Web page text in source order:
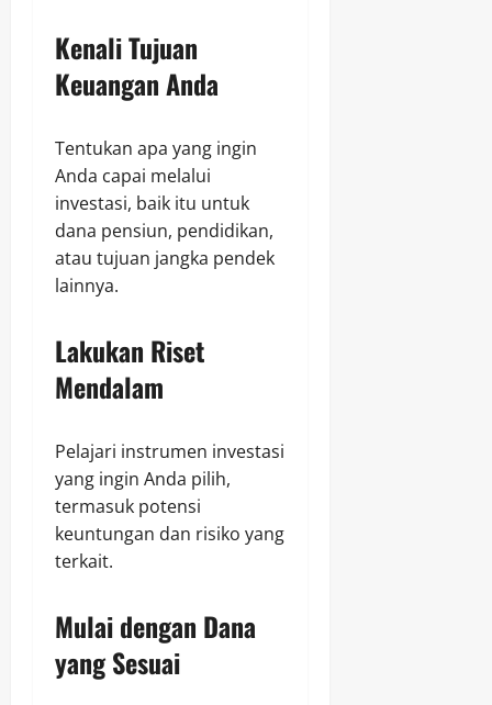
Kenali Tujuan
Keuangan Anda
Tentukan apa yang ingin
Anda capai melalui
investasi, baik itu untuk
dana pensiun, pendidikan,
atau tujuan jangka pendek
lainnya.
Lakukan Riset
Mendalam
Pelajari instrumen investasi
yang ingin Anda pilih,
termasuk potensi
keuntungan dan risiko yang
terkait.
Mulai dengan Dana
yang Sesuai